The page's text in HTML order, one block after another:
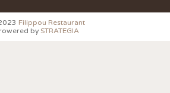
Filippou Restaurant
by STRATEGIA